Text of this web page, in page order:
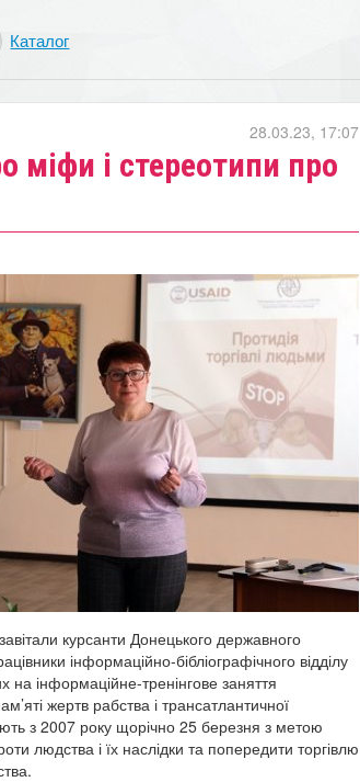
Каталог
міфи і стереотипи про
28.03.23, 17:07
курсанти Донецького державного
інформаційно-бібліографічного відділу
на інформаційне-тренінгове заняття
жертв рабства і трансатлантичної
з 2007 року щорічно 25 березня з метою
людства і їх наслідки та попередити торгівлю